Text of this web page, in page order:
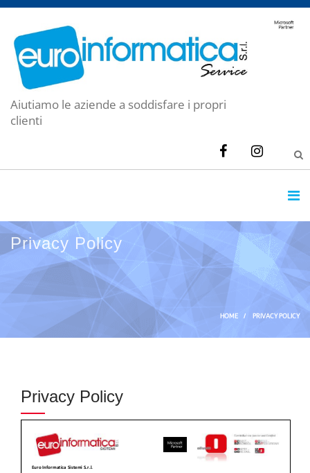
Aiutiamo le aziende a soddisfare i propri
clienti
Privacy Policy
HOME / PRIVACY POLICY
Privacy Policy